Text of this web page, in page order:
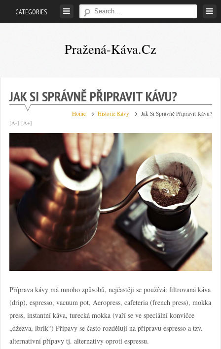
CATEGORIES
Pražená-Káva.cz
potřebujete
vědět
kávě
JAK SI SPRÁVNĚ PŘIPRAVIT KÁVU?
Home Historie Kávy Jak Si Správně Připravit Kávu?
[A-] [A+]
Příprava kávy má mnoho způsobů, nejčastěji se používá: filtrovaná káva
(drip), espresso, vacuum pot, Aeropress, cafeteria (french press), mokka
press, instantní káva, turecká mokka (vaří se ve speciální konvičce
„džezva, ibrik“) Přípavy se často rozdělují na přípravu espresso a tzv.
alternativní přípavy tj. alternativy oproti espressu.